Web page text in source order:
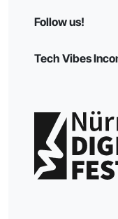
Follow us!
Tech Vibes